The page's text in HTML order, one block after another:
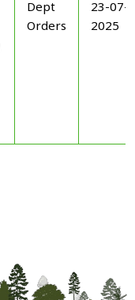
Dept
Orders
23-07-
2025